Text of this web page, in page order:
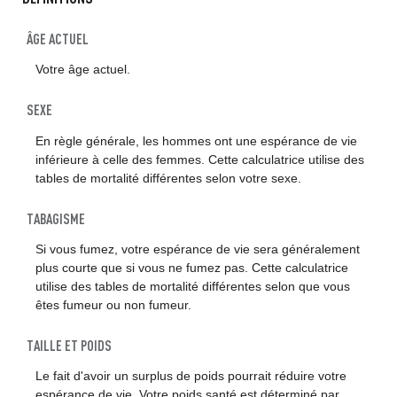
ÂGE ACTUEL
Votre âge actuel.
SEXE
En règle générale, les hommes ont une espérance de vie
inférieure à celle des femmes. Cette calculatrice utilise des
tables de mortalité différentes selon votre sexe.
TABAGISME
Si vous fumez, votre espérance de vie sera généralement
plus courte que si vous ne fumez pas. Cette calculatrice
utilise des tables de mortalité différentes selon que vous
êtes fumeur ou non fumeur.
TAILLE ET POIDS
Le fait d'avoir un surplus de poids pourrait réduire votre